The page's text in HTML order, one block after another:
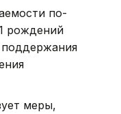
по-
рождений
меры,